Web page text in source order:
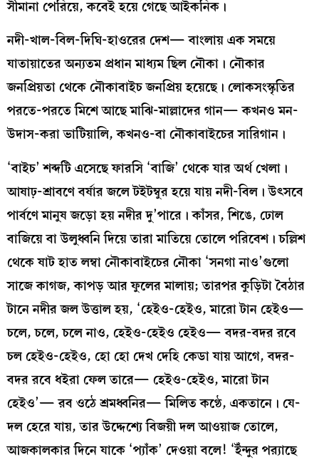
সীমানা পেরিয়ে, কবেই হয়ে গেছে আইকনিক।
নদী-খাল-বিল-দিঘি-হাওরের দেশ— বাংলায় এক সময়ে
যাতায়াতের অন্যতম প্রধান মাধ্যম ছিল নৌকা। নৌকার
জনপ্রিয়তা থেকে নৌকাবাইচ জনপ্রিয় হয়েছে। লোকসংস্কৃতির
পরতে-পরতে মিশে আছে মাঝি-মাল্লাদের গান— কখনও মন-
উদাস-করা ভাটিয়ালি, কখনও-বা নৌকাবাইচের সারিগান।
‘বাইচ’ শব্দটি এসেছে ফারসি ‘বাজি’ থেকে যার অর্থ খেলা।
আষাঢ়-শ্রাবণে বর্ষার জলে টইটম্বুর হয়ে যায় নদী-বিল। উৎসবে
পার্বণে মানুষ জড়ো হয় নদীর দু’পারে। কাঁসর, শিঙে, ঢোল
বাজিয়ে বা উলুধ্বনি দিয়ে তারা মাতিয়ে তোলে পরিবেশ। চল্লিশ
থেকে ষাট হাত লম্বা নৌকাবাইচের নৌকা ‘সনগা নাও’গুলো
সাজে কাগজ, কাপড় আর ফুলের মালায়; তারপর কুড়িটা বৈঠার
টানে নদীর জল উত্তাল হয়, ‘হেইও-হেইও, মারো টান হেইও—
চলে, চলে, চলে নাও, হেইও-হেইও হেইও— বদর-বদর রবে
চল হেইও-হেইও, হো হো দেখ দেহি কেডা যায় আগে, বদর-
বদর রবে ধইরা ফেল তারে— হেইও-হেইও, মারো টান
হেইও’— রব ওঠে শ্রমধ্বনির— মিলিত কণ্ঠে, একতানে। যে-
দল হেরে যায়, তার উদ্দেশ্যে বিজয়ী দল আওয়াজ তোলে,
আজকালকার দিনে যাকে ‘প্যাঁক’ দেওয়া বলে! ‘ইঁন্দুর পর‍্যাছে